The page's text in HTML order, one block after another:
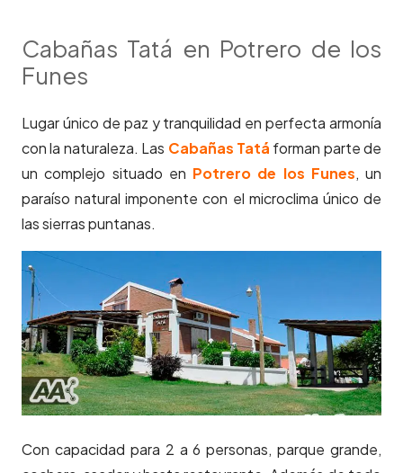
Cabañas Tatá en Potrero de los
Funes
Lugar único de paz y tranquilidad en perfecta armonía
con la naturaleza. Las Cabañas Tatá forman parte de
un complejo situado en Potrero de los Funes, un
paraíso natural imponente con el microclima único de
las sierras puntanas.
Con capacidad para 2 a 6 personas, parque grande,